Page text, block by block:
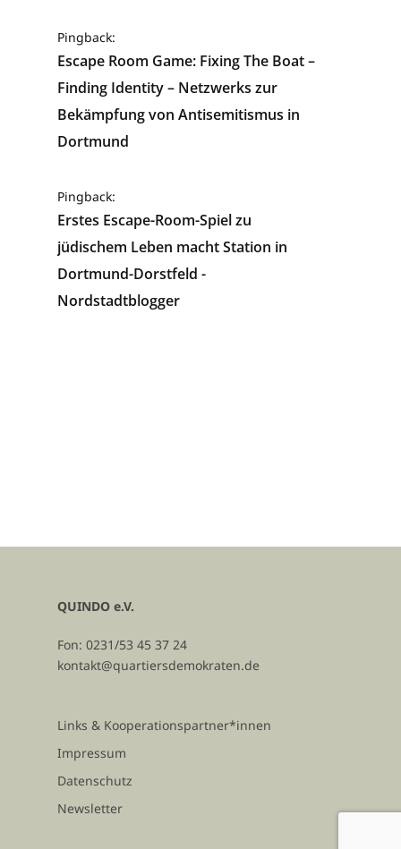
Pingback:
Escape Room Game: Fixing The Boat –
Finding Identity – Netzwerks zur
Bekämpfung von Antisemitismus in
Dortmund
Pingback:
Erstes Escape-Room-Spiel zu
jüdischem Leben macht Station in
Dortmund-Dorstfeld -
Nordstadtblogger
QUINDO e.V.
Fon: 0231/53 45 37 24
kontakt@quartiersdemokraten.de
Links & Kooperationspartner*innen
Impressum
Datenschutz
Newsletter